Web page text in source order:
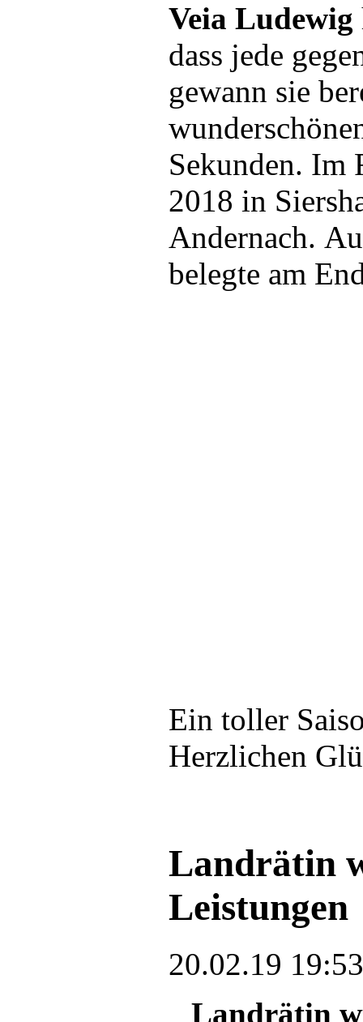
Veia Ludewig
dass jede
gewann sie
Sekunden. Im
2018 in
Andernach.
belegte am
Ein toller
Herzlichen
Landrätin
Leistungen
20.02.19 19:53
Landrätin